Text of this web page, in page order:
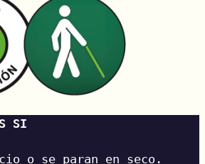
SI
o se paran en seco.